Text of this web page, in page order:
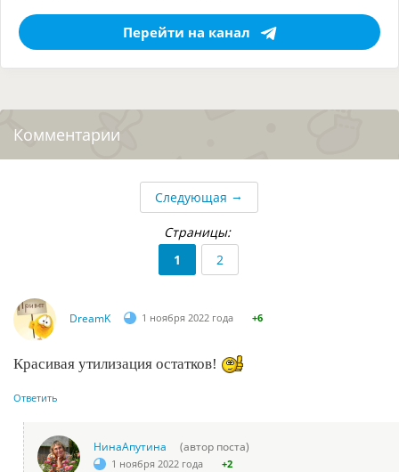
Перейти на канал
Комментарии
Следующая →
Страницы:
1
2
DreamK 1 ноября 2022 года +6
Красивая утилизация остатков!
Ответить
НинаАпутина (автор поста)
1 ноября 2022 года +2